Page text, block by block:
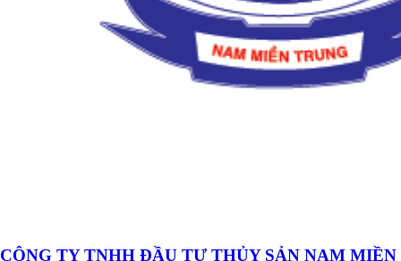
CÔNG TY TNHH ĐẦU TƯ THỦY SẢN NAM MIỀN